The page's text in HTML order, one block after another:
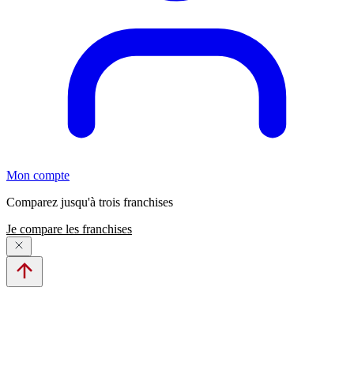
Mon compte
Comparez jusqu'à trois franchises
Je compare les franchises